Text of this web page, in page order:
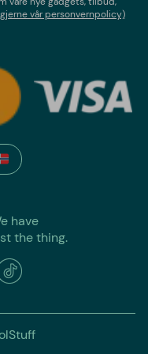
vår personvernpolicy)
have
the thing.